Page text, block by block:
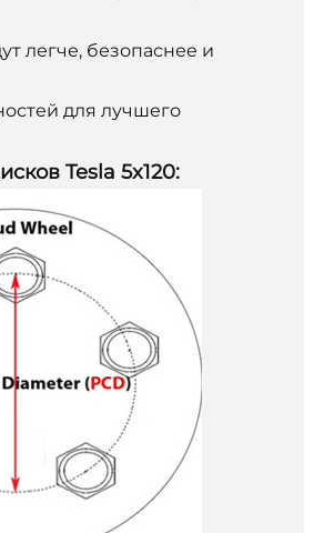
легче, безопаснее и
для лучшего
Tesla 5x120: